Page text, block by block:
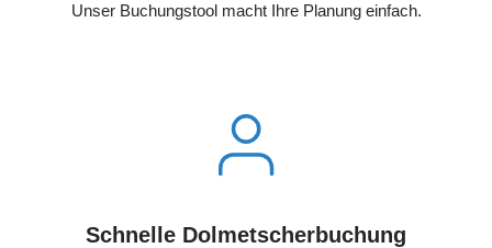
Unser Buchungstool macht Ihre Planung einfach.
Schnelle Dolmetscherbuchung